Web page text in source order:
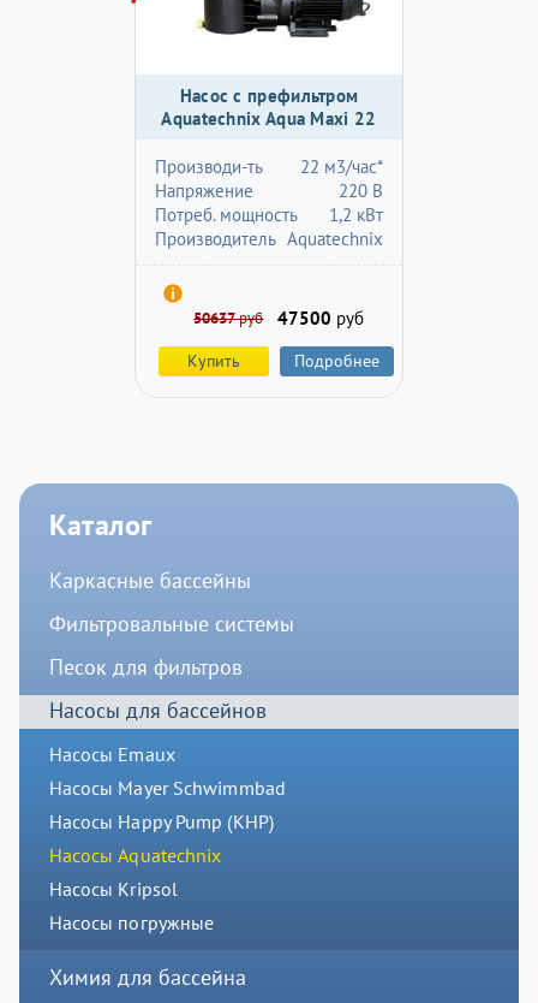
Насос с префильтром
Aquatechnix Aqua Maxi 22
22 м3/час*
Производи-ть
220 В
Напряжение
1,2 кВт
Потреб. мощность
Aquatechnix
Производитель
50637руб 47500 руб
Купить Подробнее
Каталог
Каркасные бассейны
Фильтровальные системы
Песок для фильтров
Насосы для бассейнов
Насосы Emaux
Насосы Mayer Schwimmbad
Насосы Happy Pump (КНР)
Насосы Aquatechnix
Насосы Kripsol
Насосы погружные
Химия для бассейна